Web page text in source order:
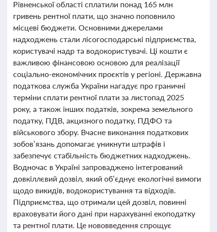
Рівненської області сплатили понад 165 млн
гривень рентної плати, що значно поповнило
місцеві бюджети. Основними джерелами
надходжень стали лісогосподарські підприємства,
користувачі надр та водокористувачі. Ці кошти є
важливою фінансовою основою для реалізації
соціально-економічних проєктів у регіоні. Державна
податкова служба України нагадує про граничні
терміни сплати рентної плати за листопад 2025
року, а також інших податків, зокрема земельного
податку, ПДВ, акцизного податку, ПДФО та
військового збору. Вчасне виконання податкових
зобов’язань допомагає уникнути штрафів і
забезпечує стабільність бюджетних надходжень.
Водночас в Україні запроваджено інтегрований
довкіллєвий дозвіл, який об’єднує екологічні вимоги
щодо викидів, водокористування та відходів.
Підприємства, що отримали цей дозвіл, повинні
враховувати його дані при нарахуванні екоподатку
та рентної плати. Це нововведення спрощує